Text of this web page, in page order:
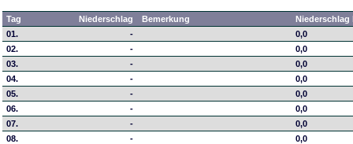
Tag Niederschlag Bemerkung
01.
-
0,0
02.
-
0,0
03.
-
0,0
04.
-
0,0
05.
-
0,0
06.
-
0,0
07.
-
0,0
08.
-
0,0